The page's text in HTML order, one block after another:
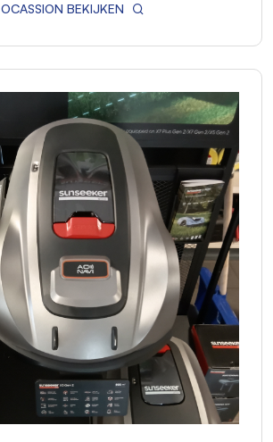
OCASSION BEKIJKEN